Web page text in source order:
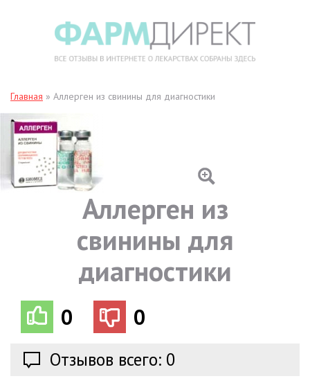
Главная » Аллерген из свинины для диагностики
Аллерген из
свинины для
диагностики
0 0
Отзывов всего: 0